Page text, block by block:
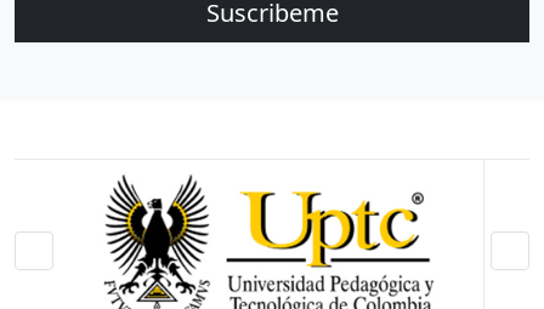
Suscribeme